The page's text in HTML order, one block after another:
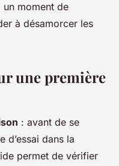
un moment de
à désamorcer les
une première
: avant de se
d’essai dans la
permet de vérifier